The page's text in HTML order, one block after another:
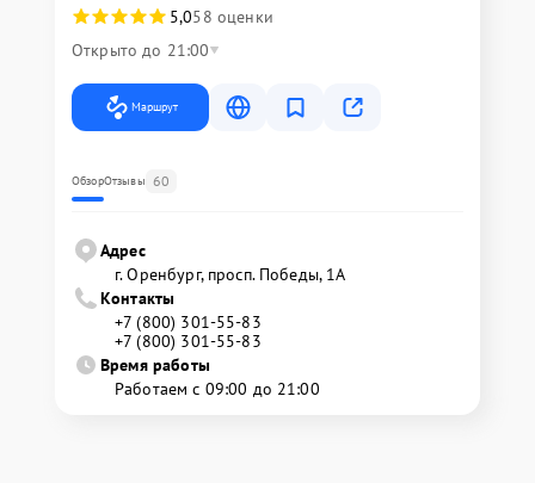
5,058 оценки
Открыто до 21:00
Маршрут
ОбзорОтзывы 60
Адрес
г. Оренбург, просп. Победы, 1А
Контакты
+7 (800) 301-55-83
+7 (800) 301-55-83
Время работы
Работаем с 09:00 до 21:00